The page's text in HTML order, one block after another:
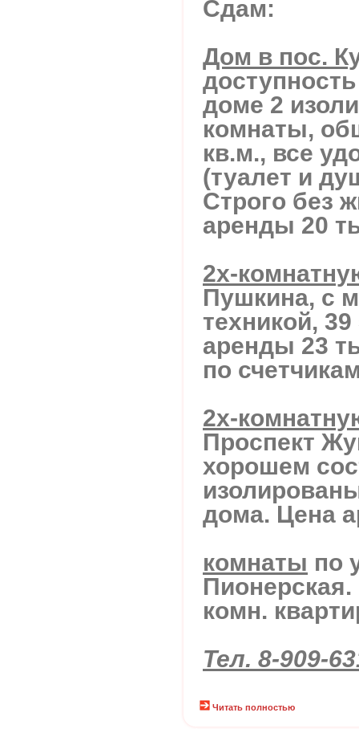
Сдам:
Дом в пос.
доме 2
комнаты,
кв.м., все
(туалет и
Строго без
аренды 20
2х-
Пушкина, с
техникой,
аренды 23
по
2х-
Проспект
хорошем
дома. Цена
комнаты по
комн.
Тел. 8-909-
Читать полностью